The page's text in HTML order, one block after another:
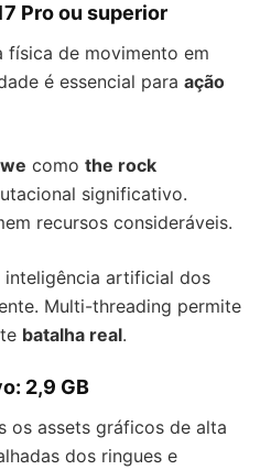
Pro ou superior
física de movimento em
é essencial para ação
como the rock
significativo.
recursos consideráveis.
inteligência artificial dos
Multi-threading permite
batalha real.
2,9 GB
os assets gráficos de alta
dos ringues e